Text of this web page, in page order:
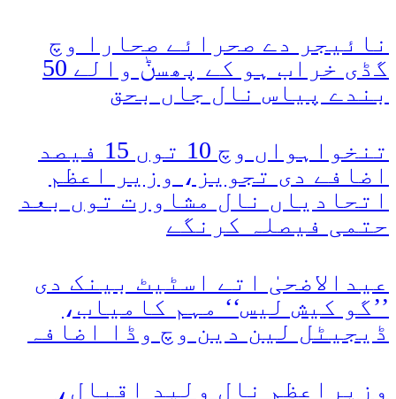
نائیجر دے صحرائے صحارا وچ
گڈی خراب ہو کے پھسݨ والے 50
بندے پیاس نال جاں بحق
تنخواہواں وچ 10 توں 15 فیصد
اضافے دی تجویز، وزیر اعظم
اتحادیاں نال مشاورت توں بعد
حتمی فیصلہ کرنگے
عیدالاضحیٰ اتے اسٹیٹ بینک دی
’’گو کیش لیس‘‘ مہم کامیاب،
ڈیجیٹل لین دین وچ وڈا اضافہ
وزیراعظم نال ولید اقبال،